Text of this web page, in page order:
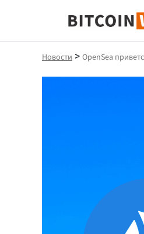
Биткойн
Новости > OpenSea